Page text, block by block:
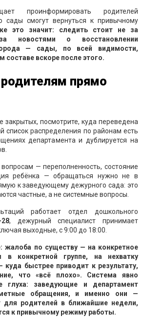
проинформировать родителей
сады смогут вернуться к привычному
это значит: следить стоит не за
новостями о восстановлении
— сады, по всей видимости,
составе вскоре после этого.
прямо
закрытых, посмотрите, куда переведена
список распределения по районам есть
департамента и дублируется на
— переполненность, состояние
ребёнка — обращаться нужно не в
к заведующему дежурного сада: это
частные, а не системные вопросы.
работает отдел дошкольного
, дежурный специалист принимает
выходные, с 9:00 до 18:00.
жалоба по существу — на конкретное
в конкретной группе, на нехватку
быстрее приводит к результату,
что «всё плохо». Система явно
глуха: заведующие и департамент
обращения, и именно они —
для родителей в ближайшие недели,
к привычному режиму работы.